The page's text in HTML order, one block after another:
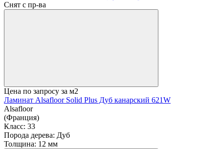
Снят с пр-ва
Цена по запросу за м2
Ламинат Alsafloor Solid Plus Дуб канарский 621W
Alsafloor
(Франция)
Класс: 33
Порода дерева: Дуб
Толщина: 12 мм